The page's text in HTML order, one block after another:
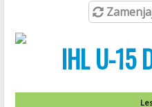
IHL U-15